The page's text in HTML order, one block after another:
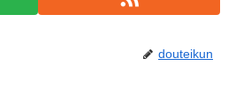
douteikun